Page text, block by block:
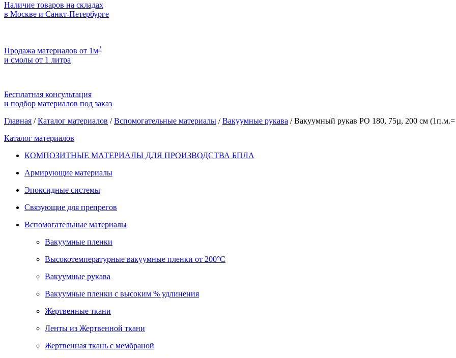
Наличие товаров на складах
в Москве и Санкт-Петербурге
Продажа материалов от 1м2
и смолы от 1 литра
Бесплатная консультация
и подбор материалов под заказ
Главная / Каталог материалов / Вспомогательные материалы / Вакуумные рукава /Вакуумный рукав РО 180, 75µ, 200 см (1п.м.=
Каталог материалов
КОМПОЗИТНЫЕ МАТЕРИАЛЫ ДЛЯ ПРОИЗВОДСТВА БПЛА
Армирующие материалы
Эпоксидные системы
Связующие для препрегов
Вспомогательные материалы
Вакуумные пленки
Высокотемпературные вакуумные пленки от 200°С
Вакуумные рукава
Вакуумные пленки с высоким % удлинения
Жертвенные ткани
Ленты из Жертвенной ткани
Жертвенная ткань с мембраной